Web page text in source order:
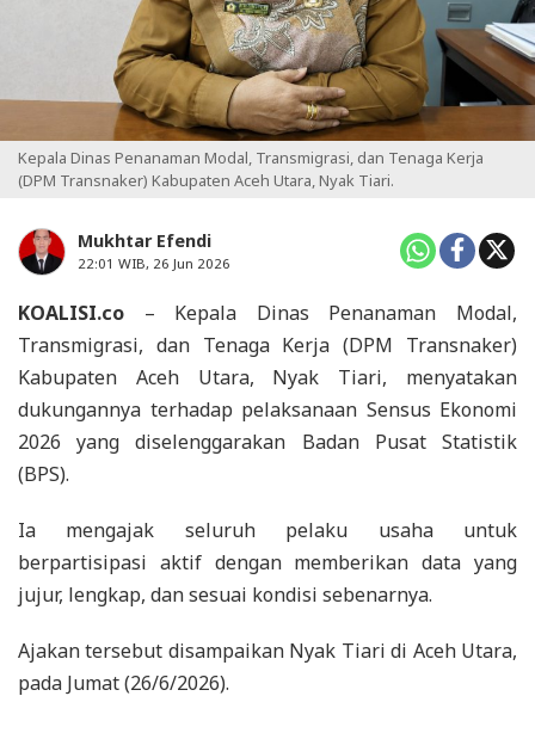
Kepala Dinas Penanaman Modal, Transmigrasi, dan Tenaga Kerja
(DPM Transnaker) Kabupaten Aceh Utara, Nyak Tiari.
Mukhtar Efendi
22:01 WIB, 26 Jun 2026
KOALISI.co – Kepala Dinas Penanaman Modal,
Transmigrasi, dan Tenaga Kerja (DPM Transnaker)
Kabupaten Aceh Utara, Nyak Tiari, menyatakan
dukungannya terhadap pelaksanaan Sensus Ekonomi
2026 yang diselenggarakan Badan Pusat Statistik
(BPS).
Ia mengajak seluruh pelaku usaha untuk
berpartisipasi aktif dengan memberikan data yang
jujur, lengkap, dan sesuai kondisi sebenarnya.
Ajakan tersebut disampaikan Nyak Tiari di Aceh Utara,
pada Jumat (26/6/2026).